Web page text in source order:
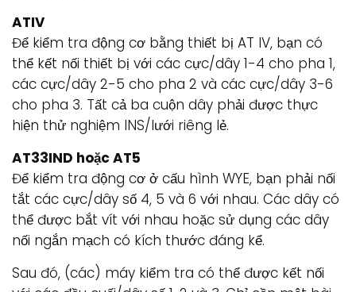
ATIV
Để kiểm tra động cơ bằng thiết bị AT IV, bạn có
thể kết nối thiết bị với các cực/dây 1-4 cho pha 1,
các cực/dây 2-5 cho pha 2 và các cực/dây 3-6
cho pha 3. Tất cả ba cuộn dây phải được thực
hiện thử nghiệm INS/lưới riêng lẻ.
AT33IND hoặc AT5
Để kiểm tra động cơ ở cấu hình WYE, bạn phải nối
tắt các cực/dây số 4, 5 và 6 với nhau. Các dây có
thể được bắt vít với nhau hoặc sử dụng các dây
nối ngắn mạch có kích thước đáng kể.
Sau đó, (các) máy kiểm tra có thể được kết nối